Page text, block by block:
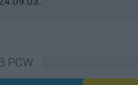
PCW